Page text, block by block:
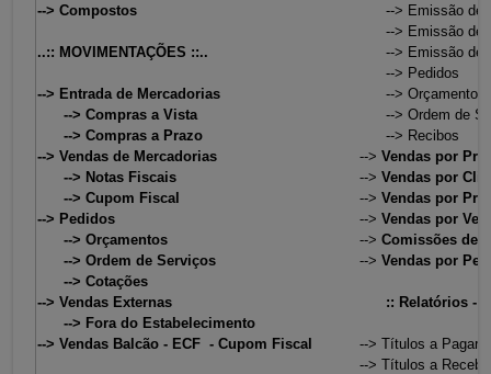
--> Compostos
..:: MOVIMENTAÇÕES ::..
--> Entrada de Mercadorias
--> Compras a Vista
--> Compras a Prazo
--> Vendas de Mercadorias
--> Notas Fiscais
--> Cupom Fiscal
--> Pedidos
--> Orçamentos
--> Ordem de Serviços
--> Cotações
--> Vendas Externas
--> Fora do Estabelecimento
--> Vendas Balcão - ECF - Cupom Fiscal
--> Emissão de
--> Emissão de
--> Emissão de
--> Pedidos
--> Orçamentos
--> Ordem de
--> Recibos
--> Vendas por
--> Vendas por
--> Vendas por
--> Vendas por
--> Comissões de
--> Vendas por
:: Relatórios -
--> Títulos a Pagar
--> Títulos a